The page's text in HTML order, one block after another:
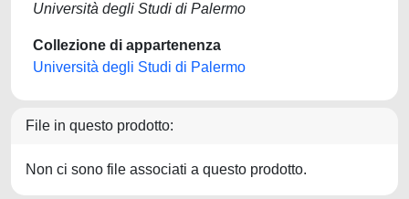
Università degli Studi di Palermo
Collezione di appartenenza
Università degli Studi di Palermo
File in questo prodotto:
Non ci sono file associati a questo prodotto.